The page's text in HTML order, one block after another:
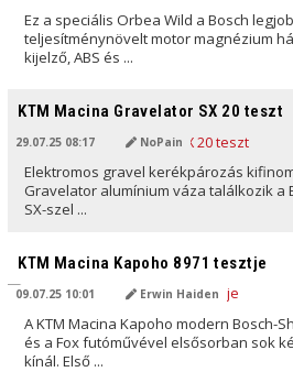
Ez a speciális Orbea Wild a Bosch
teljesítménynövelt motor magnézium
kijelző, ABS és ...
KTM Macina Gravelator SX 20 teszt
29.07.25 08:17 NoPain
Elektromos gravel kerékpározás
Gravelator alumínium váza találkozik a
SX-szel ...
KTM Macina Kapoho 8971 tesztje
09.07.25 10:01 Erwin Haiden
A KTM Macina Kapoho modern Bosch-
és a Fox futóművével elsősorban sok
kínál. Első ...